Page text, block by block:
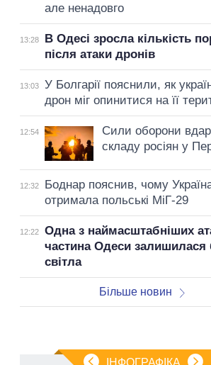
але ненадовго
13:28
В Одесі зросла кількість
після атаки дронів
13:03
У Болгарії пояснили, як
дрон міг опинитися на її
12:54
Сили оборони
складу росіян у
12:32
Боднар пояснив, чому
отримала польські МіГ-29
12:22
Одна з наймасштабніших
частина Одеси залишилася
світла
Більше новин
ІНФОГРАФІКА